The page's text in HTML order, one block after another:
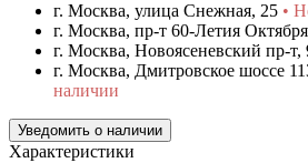
г. Москва, улица Снежная, 25 •
г. Москва, пр-т 60-Летия
г. Москва, Новоясеневский пр-т,
г. Москва, Дмитровское шоссе
наличии
Уведомить о наличии
Характеристики